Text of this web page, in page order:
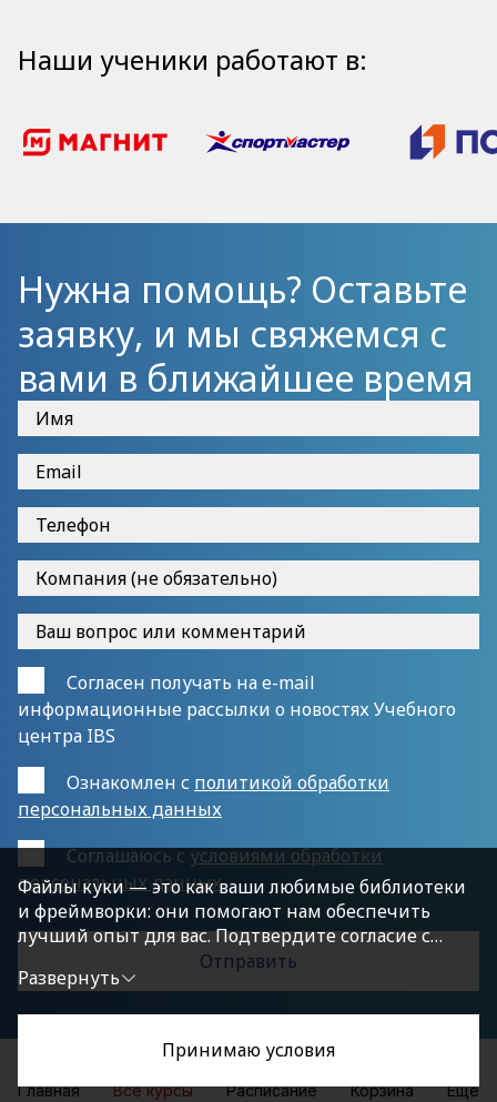
Наши ученики работают в:
Нужна помощь? Оставьте
заявку, и мы свяжемся с
вами в ближайшее время
Согласен получать на e-mail
информационные рассылки о новостях Учебного
центра IBS
Ознакомлен с политикой обработки
персональных данных
Cоглашаюсь сусловиями обработки
персональных данных
Главная Все курсы Расписание Корзина Еще
Файлы куки — это как ваши любимые библиотеки
и фреймворки: они помогают нам обеспечить
лучший опыт для вас. Подтвердите согласие с
политикой конфиденциальности, нажав
«Принимаю условия», чтобы продолжить.
Развернуть
Принимаю условия